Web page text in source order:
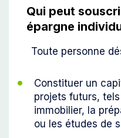
Qui peut
épargne
Toute personne
Constituer un
projets futurs, tels
immobilier, la
ou les études de